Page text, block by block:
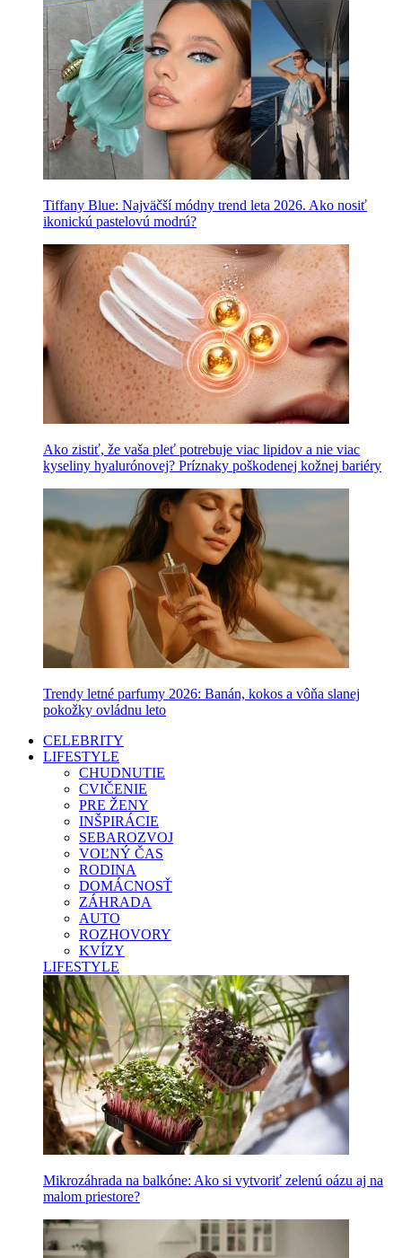
Tiffany Blue: Najväčší módny trend leta 2026. Ako nosiť
ikonickú pastelovú modrú?
Ako zistiť, že vaša pleť potrebuje viac lipidov a nie viac
kyseliny hyalurónovej? Príznaky poškodenej kožnej bariéry
Trendy letné parfumy 2026: Banán, kokos a vôňa slanej
pokožky ovládnu leto
CELEBRITY
LIFESTYLE
CHUDNUTIE
CVIČENIE
PRE ŽENY
INŠPIRÁCIE
SEBAROZVOJ
VOĽNÝ ČAS
RODINA
DOMÁCNOSŤ
ZÁHRADA
AUTO
ROZHOVORY
KVÍZY
LIFESTYLE
Mikrozáhrada na balkóne: Ako si vytvoriť zelenú oázu aj na
malom priestore?